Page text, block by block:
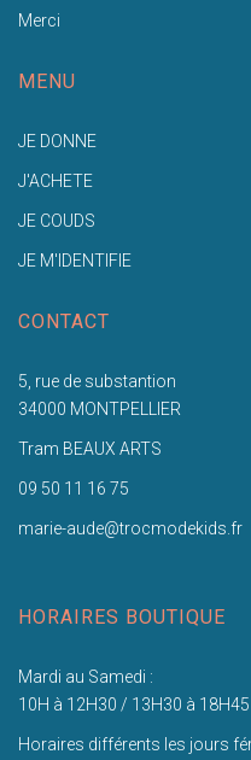
Merci
MENU
JE DONNE
J'ACHETE
JE COUDS
JE M'IDENTIFIE
CONTACT
5, rue de substantion
34000 MONTPELLIER
Tram BEAUX ARTS
09 50 11 16 75
marie-aude@trocmodekids.fr
HORAIRES BOUTIQUE
Mardi au Samedi :
10H à 12H30 / 13H30 à 18H45
Horaires différents les jours